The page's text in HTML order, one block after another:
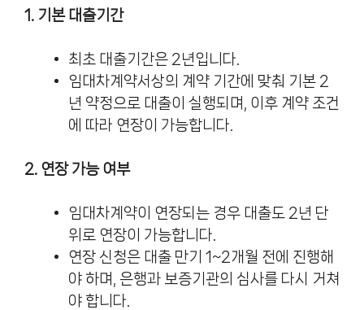
1. 기본 대출기간
최초 대출기간은 2년입니다.
임대차계약서상의 계약 기간에 맞춰 기본 2
년 약정으로 대출이 실행되며, 이후 계약 조건
에 따라 연장이 가능합니다.
2. 연장 가능 여부
임대차계약이 연장되는 경우 대출도 2년 단
위로 연장이 가능합니다.
연장 신청은 대출 만기 1~2개월 전에 진행해
야 하며, 은행과 보증기관의 심사를 다시 거쳐
야 합니다.